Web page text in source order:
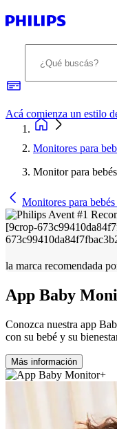
Monitores para
Monitor para
Monitores para
la marca recomendada
App Baby
Conozca nuestra app
con su bebé y su
Más información